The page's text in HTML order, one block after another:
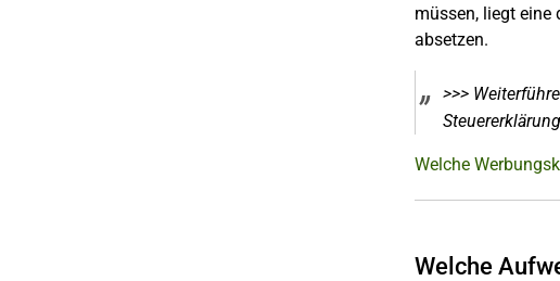
müssen, liegt eine
absetzen.
>>>
Welche
Welche